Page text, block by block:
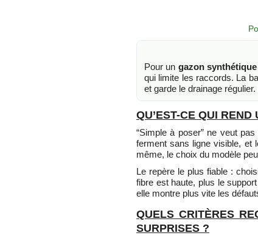
Pour un gazon
qui limite les raccords. La
et garde le drainage
QU’EST-CE QUI
“Simple à poser” ne veut
ferment sans ligne visible, et
même, le choix du modèle
Le repère le plus fiable :
fibre est haute, plus le
elle montre plus vite les
QUELS CRITÈRES
SURPRISES ?